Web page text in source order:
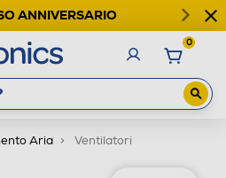
ANNIVERSARIO
0
Aria Ventilatori